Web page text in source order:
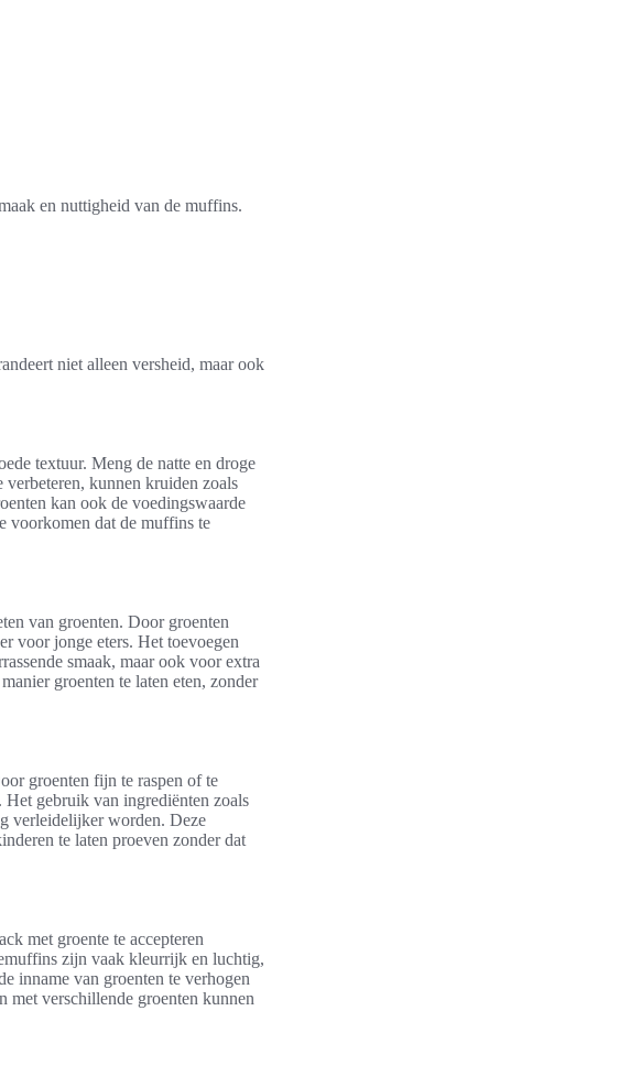
en nuttigheid van de muffins.
niet alleen versheid, maar ook
textuur. Meng de natte en droge
verbeteren, kunnen kruiden zoals
kan ook de voedingswaarde
voorkomen dat de muffins te
van groenten. Door groenten
voor jonge eters. Het toevoegen
smaak, maar ook voor extra
groenten te laten eten, zonder
groenten fijn te raspen of te
gebruik van ingrediënten zoals
verleidelijker worden. Deze
te laten proeven zonder dat
met groente te accepteren
zijn vaak kleurrijk en luchtig,
inname van groenten te verhogen
met verschillende groenten kunnen